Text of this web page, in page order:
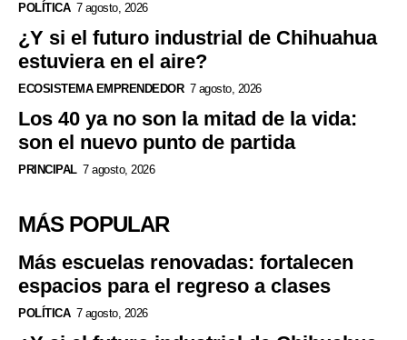
POLÍTICA 7 agosto, 2026
¿Y si el futuro industrial de Chihuahua
estuviera en el aire?
ECOSISTEMA EMPRENDEDOR 7 agosto, 2026
Los 40 ya no son la mitad de la vida:
son el nuevo punto de partida
PRINCIPAL 7 agosto, 2026
MÁS POPULAR
Más escuelas renovadas: fortalecen
espacios para el regreso a clases
POLÍTICA 7 agosto, 2026